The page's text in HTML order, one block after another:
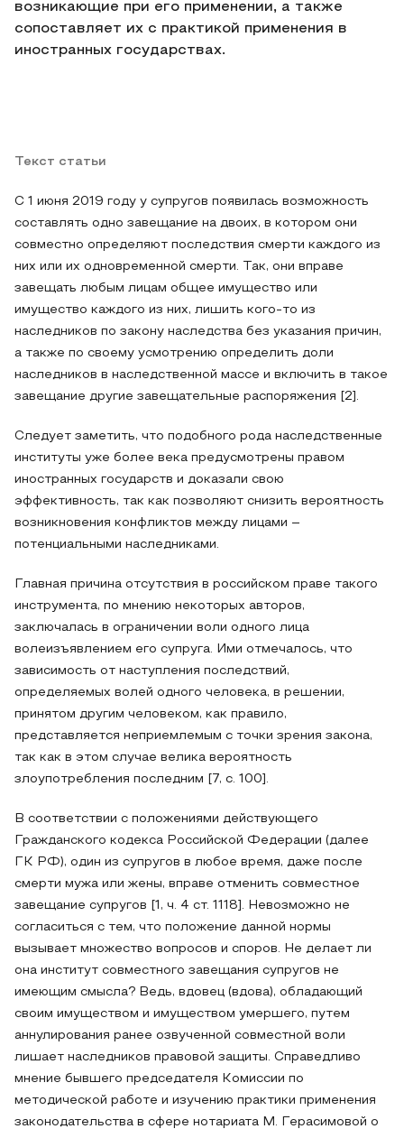
возникающие при его применении, а также
сопоставляет их с практикой применения в
иностранных государствах.
Текст статьи
С 1 июня 2019 году у супругов появилась возможность
составлять одно завещание на двоих, в котором они
совместно определяют последствия смерти каждого из
них или их одновременной смерти. Так, они вправе
завещать любым лицам общее имущество или
имущество каждого из них, лишить кого-то из
наследников по закону наследства без указания причин,
а также по своему усмотрению определить доли
наследников в наследственной массе и включить в такое
завещание другие завещательные распоряжения [2].
Следует заметить, что подобного рода наследственные
институты уже более века предусмотрены правом
иностранных государств и доказали свою
эффективность, так как позволяют снизить вероятность
возникновения конфликтов между лицами –
потенциальными наследниками.
Главная причина отсутствия в российском праве такого
инструмента, по мнению некоторых авторов,
заключалась в ограничении воли одного лица
волеизъявлением его супруга. Ими отмечалось, что
зависимость от наступления последствий,
определяемых волей одного человека, в решении,
принятом другим человеком, как правило,
представляется неприемлемым с точки зрения закона,
так как в этом случае велика вероятность
злоупотребления последним [7, с. 100].
В соответствии с положениями действующего
Гражданского кодекса Российской Федерации (далее
ГК РФ), один из супругов в любое время, даже после
смерти мужа или жены, вправе отменить совместное
завещание супругов [1, ч. 4 ст. 1118]. Невозможно не
согласиться с тем, что положение данной нормы
вызывает множество вопросов и споров. Не делает ли
она институт совместного завещания супругов не
имеющим смысла? Ведь, вдовец (вдова), обладающий
своим имуществом и имуществом умершего, путем
аннулирования ранее озвученной совместной воли
лишает наследников правовой защиты. Справедливо
мнение бывшего председателя Комиссии по
методической работе и изучению практики применения
законодательства в сфере нотариата М. Герасимовой о